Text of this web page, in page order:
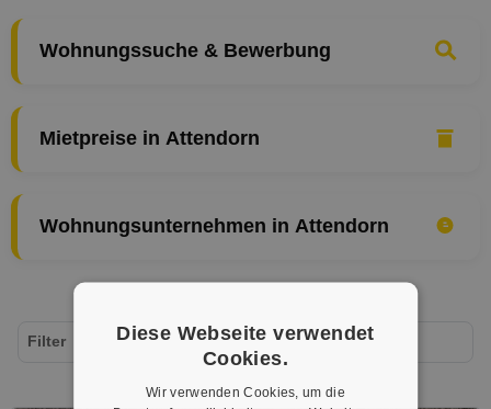
Wohnungssuche & Bewerbung
Mietpreise in Attendorn
Wohnungsunternehmen in Attendorn
Filter
Diese Webseite verwendet
Cookies.
Wir verwenden Cookies, um die